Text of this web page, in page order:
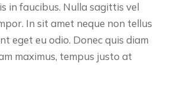
in faucibus. Nulla sagittis vel
In sit amet neque non tellus
eget eu odio. Donec quis diam
maximus, tempus justo at